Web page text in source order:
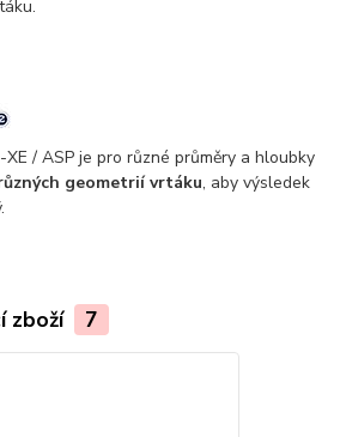
/ ASP je pro různé průměry a hloubky
geometrií vrtáku, aby výsledek
zboží 7